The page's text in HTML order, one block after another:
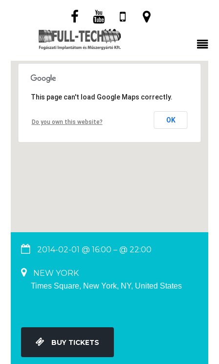
This page can't load Google Maps correctly.
Do you own this website? OK
2014-02-01 @ 16:00 – @ 22:00
NEW YORK
Times Square, New York, NY, United States
BUY TICKETS